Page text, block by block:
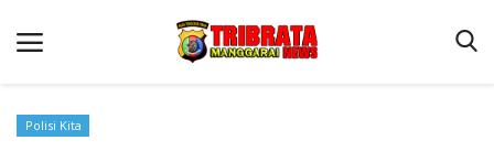
Polisi Kita